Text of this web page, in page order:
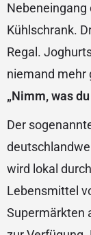
Nebeneingang
Kühlschrank.
Regal.
niemand mehr
„Nimm, was
Der
wird lokal
Lebensmittel
Supermärkten